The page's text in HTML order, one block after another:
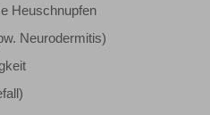
Heuschnupfen
Neurodermitis)